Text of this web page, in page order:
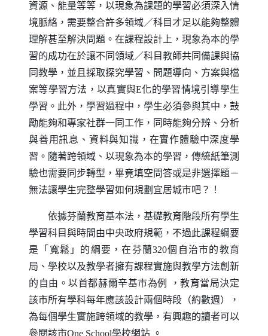
資源、能量等等，以現象為課題的學習必須深入情
境脈絡，需要整合許多領域／科目才足以能夠整體
理解甚至解決問題。在課程設計上，現象為本的學
習的成功在於讓不同領域／科目教師共同備課與協
同教學，並且採取探究學習、問題導向、方案與檔
案等學習方法，以真實與E化的學習情境引導學生
學習。此外，學習過程中，學生必須參與其中，鼓
勵能夠和專家社群一同工作，同時能夠分辨、分析
與善用訊息、資料與知識，在實作體驗中深度學
習。隨著跨領域、以現象為本的學習，傳統紙筆測
驗也需要同步轉型，畢竟填空問答或是非選擇題－
無法讓學生完整學習如何規劃宜居城市吧？！
依據芬蘭教育基本法，基礎教育階段所有學生
學習科目與時間由中央政府規範，不過此課程綱要
是「寬鬆」的綱要，在芬蘭320個自治市的教育
局、學校以及教學者擁有課程實施與教學方法創新
的自由。以首都赫爾辛基市為例
，教育當局決定
該市所有學科每年應該設計兩個時段（約數週），
為每個學生實施跨領域的教學，有興趣的讀者可以
參閱該市One School學校網站 。